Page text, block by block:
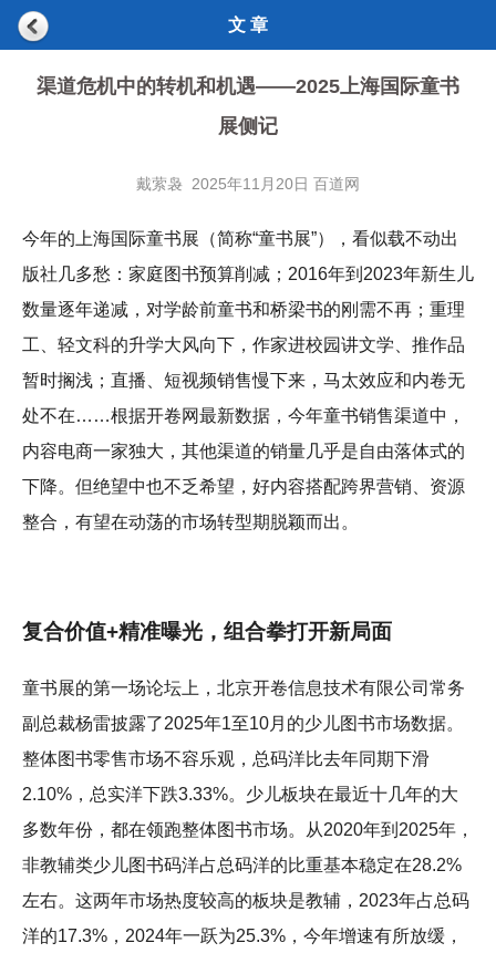
文 章
渠道危机中的转机和机遇——2025上海国际童书
展侧记
戴萦袅 2025年11月20日 百道网
今年的上海国际童书展（简称“童书展”），看似载不动出
版社几多愁：家庭图书预算削减；2016年到2023年新生儿
数量逐年递减，对学龄前童书和桥梁书的刚需不再；重理
工、轻文科的升学大风向下，作家进校园讲文学、推作品
暂时搁浅；直播、短视频销售慢下来，马太效应和内卷无
处不在……根据开卷网最新数据，今年童书销售渠道中，
内容电商一家独大，其他渠道的销量几乎是自由落体式的
下降。但绝望中也不乏希望，好内容搭配跨界营销、资源
整合，有望在动荡的市场转型期脱颖而出。
复合价值+精准曝光，组合拳打开新局面
童书展的第一场论坛上，北京开卷信息技术有限公司常务
副总裁杨雷披露了2025年1至10月的少儿图书市场数据。
整体图书零售市场不容乐观，总码洋比去年同期下滑
2.10%，总实洋下跌3.33%。少儿板块在最近十几年的大
多数年份，都在领跑整体图书市场。从2020年到2025年，
非教辅类少儿图书码洋占总码洋的比重基本稳定在28.2%
左右。这两年市场热度较高的板块是教辅，2023年占总码
洋的17.3%，2024年一跃为25.3%，今年增速有所放缓，